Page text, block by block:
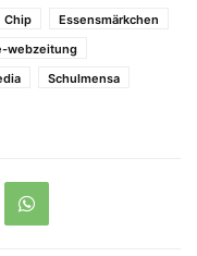
Chip
Essensmärkchen
webzeitung
Schulmensa